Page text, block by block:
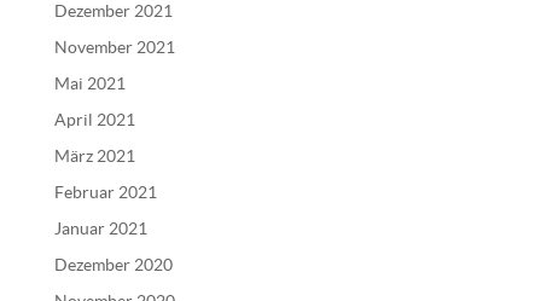
Dezember 2021
November 2021
Mai 2021
April 2021
März 2021
Februar 2021
Januar 2021
Dezember 2020